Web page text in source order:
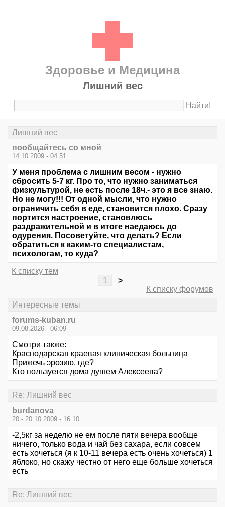
Здоровье и Медицина
Лишний вес
Найти!
Лишний вес
пообщайтесь со мной
14.10.2009 - 04:51
У меня проблема с лишним весом - нужно
сбросить 5-7 кг. Про то, что нужно заниматься
физкультурой, не есть после 18ч.- это я все знаю.
Но не могу!!! От одной мысли, что нужно
ограничить себя в еде, становится плохо. Сразу
портится настроение, становлюсь
раздражительной и в итоге наедаюсь до
одурения. Посоветуйте, что делать? Если
обратиться к каким-то специалистам,
психологам, то куда?
К списку тем
1
>
К списку форумов
Интересные темы
forums-kuban.ru
09.08.2026 - 06:09
Смотри также:
Краснодарская краевая клиническая больница
Прижечь эрозию, где?
Кто пользуется дома душем Алексеева?
Re: Лишний вес
burdanova
20 - 20.10.2009 - 16:10
-2,5кг за неделю не ем после пяти вечера вообще
ничего, только вода и чай без сахара, если совсем
есть хочеться (я к 10-11 вечера есть очень хочеться) 1
яблоко, но скажу честно от него еще больше хочеться
есть
Re: Лишний вес